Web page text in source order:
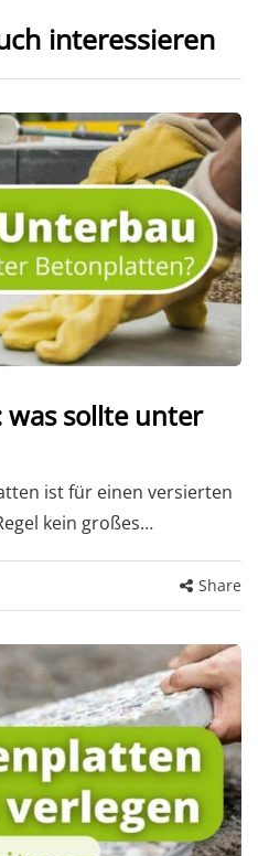
interessieren
sollte unter
ist für einen versierten
kein großes…
Share